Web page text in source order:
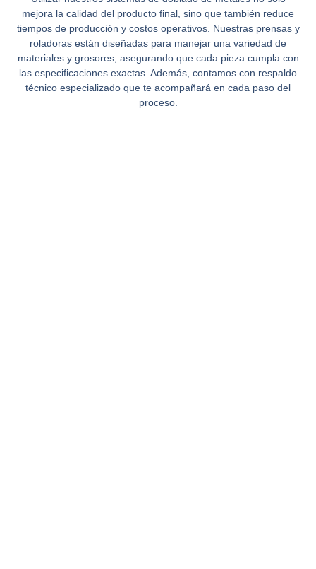
mejora la calidad del producto final, sino que también reduce
tiempos de producción y costos operativos. Nuestras prensas y
roladoras están diseñadas para manejar una variedad de
materiales y grosores, asegurando que cada pieza cumpla con
las especificaciones exactas. Además, contamos con respaldo
técnico especializado que te acompañará en cada paso del
proceso.